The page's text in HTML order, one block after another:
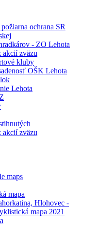
ochrana SR
- ZO Lehota
akcií zväzu
kluby
OŠK Lehota
Lehota
akcií zväzu
maps
mapa
Hlohovec -
mapa 2021